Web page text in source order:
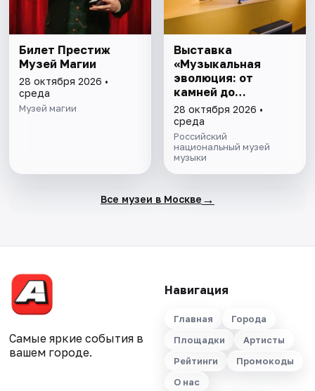
Билет Престиж
Музей Магии
28 октября 2026 •
среда
Музей магии
Выставка
«Музыкальная
эволюция: от
камней до
нейросети»
28 октября 2026 •
среда
Российский
национальный музей
музыки
Все музеи в Москве →
Самые яркие события в
вашем городе.
Навигация
Главная
Города
Площадки
Артисты
Рейтинги
Промокоды
О нас